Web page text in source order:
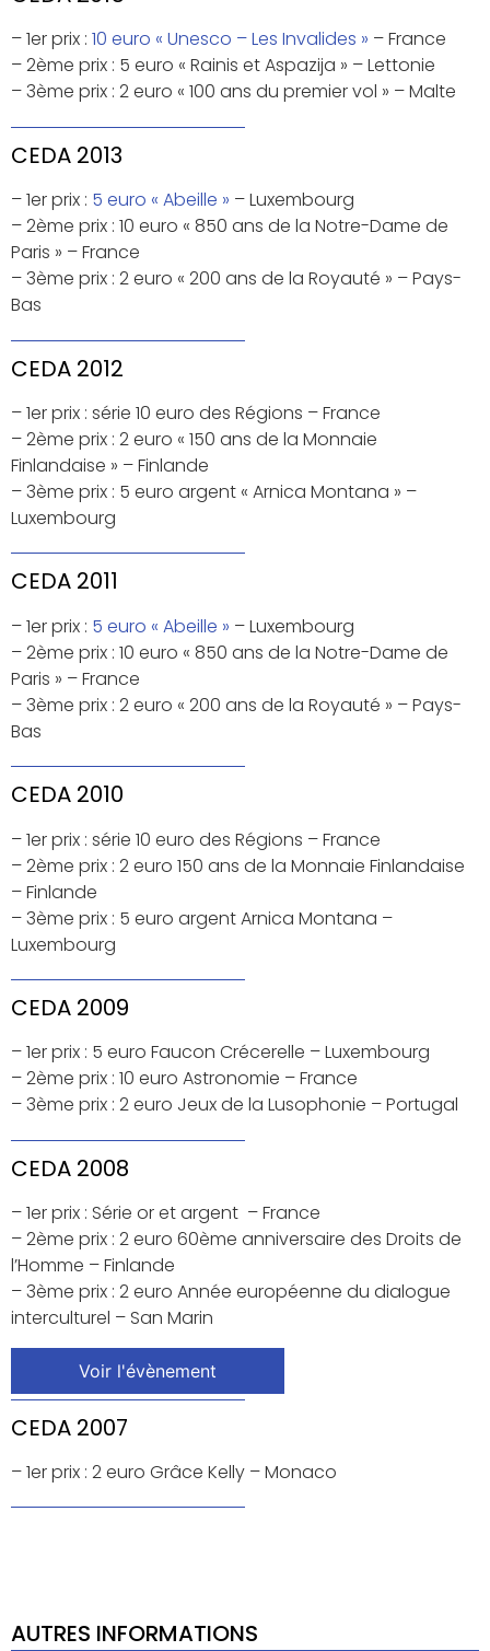
– 1er prix : 10 euro « Unesco – Les Invalides » – France
– 2ème prix : 5 euro « Rainis et Aspazija » – Lettonie
– 3ème prix : 2 euro « 100 ans du premier vol » – Malte
CEDA 2013
– 1er prix : 5 euro « Abeille » – Luxembourg
– 2ème prix : 10 euro « 850 ans de la Notre-Dame de
Paris » – France
– 3ème prix : 2 euro « 200 ans de la Royauté » – Pays-
Bas
CEDA 2012
– 1er prix : série 10 euro des Régions – France
– 2ème prix : 2 euro « 150 ans de la Monnaie
Finlandaise » – Finlande
– 3ème prix : 5 euro argent « Arnica Montana » –
Luxembourg
CEDA 2011
– 1er prix : 5 euro « Abeille » – Luxembourg
– 2ème prix : 10 euro « 850 ans de la Notre-Dame de
Paris » – France
– 3ème prix : 2 euro « 200 ans de la Royauté » – Pays-
Bas
CEDA 2010
– 1er prix : série 10 euro des Régions – France
– 2ème prix : 2 euro 150 ans de la Monnaie Finlandaise
– Finlande
– 3ème prix : 5 euro argent Arnica Montana –
Luxembourg
CEDA 2009
– 1er prix : 5 euro Faucon Crécerelle – Luxembourg
– 2ème prix : 10 euro Astronomie – France
– 3ème prix : 2 euro Jeux de la Lusophonie – Portugal
CEDA 2008
– 1er prix : Série or et argent – France
– 2ème prix : 2 euro 60ème anniversaire des Droits de
l’Homme – Finlande
– 3ème prix : 2 euro Année européenne du dialogue
interculturel – San Marin
Voir l'évènement
CEDA 2007
– 1er prix : 2 euro Grâce Kelly – Monaco
AUTRES INFORMATIONS